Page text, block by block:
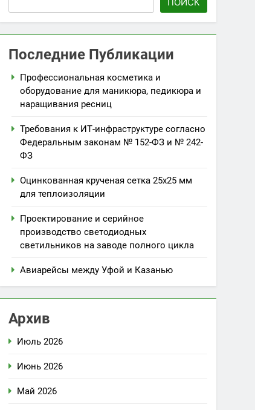
Последние Публикации
Профессиональная косметика и
оборудование для маникюра, педикюра и
наращивания ресниц
Требования к ИТ-инфраструктуре согласно
Федеральным законам № 152-ФЗ и № 242-
ФЗ
Оцинкованная крученая сетка 25х25 мм
для теплоизоляции
Проектирование и серийное
производство светодиодных
светильников на заводе полного цикла
Авиарейсы между Уфой и Казанью
Архив
Июль 2026
Июнь 2026
Май 2026